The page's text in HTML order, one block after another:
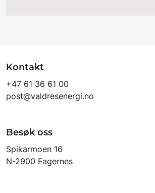
Kontakt
+47 61 36 61 00
post@valdresenergi.no
Besøk oss
Spikarmoen 16
N-2900 Fagernes